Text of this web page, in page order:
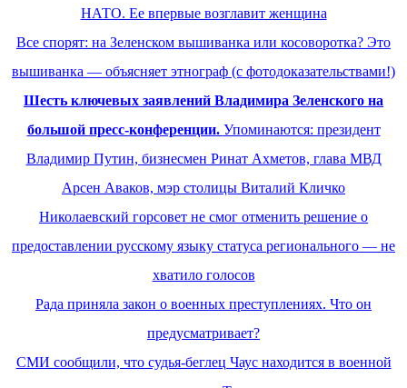
НАТО. Ее впервые возглавит женщина
Все спорят: на Зеленском вышиванка или косоворотка? Это
вышиванка — объясняет этнограф (с фотодоказательствами!)
Шесть ключевых заявлений Владимира Зеленского на
большой пресс-конференции. Упоминаются: президент
Владимир Путин, бизнесмен Ринат Ахметов, глава МВД
Арсен Аваков, мэр столицы Виталий Кличко
Николаевский горсовет не смог отменить решение о
предоставлении русскому языку статуса регионального — не
хватило голосов
Рада приняла закон о военных преступлениях. Что он
предусматривает?
СМИ сообщили, что судья-беглец Чаус находится в военной